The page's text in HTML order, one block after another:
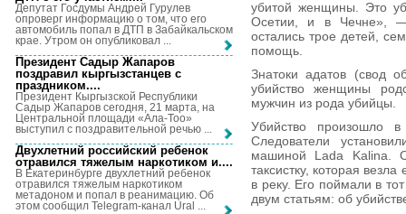
убитой женщины. Это
Осетии, и в Чечне», —
остались трое детей,
помощь.
Знатоки адатов (свод
убийство женщины
мужчин из рода убийцы.
Убийство произошло
Следователи
машиной Lada Kalina.
таксистку, которая
в реку. Его поймали в
двум статьям: об
Депутат Госдумы Андрей Гурулев
опроверг информацию о том, что его
автомобиль попал в ДТП в Забайкальском
крае. Утром он опубликовал ...
Президент Садыр Жапаров
поздравил кыргызстанцев с
праздником....
Президент Кыргызской Республики
Садыр Жапаров сегодня, 21 марта, на
Центральной площади «Ала-Тоо»
выступил с поздравительной речью ...
Двухлетний российский ребенок
отравился тяжелым наркотиком и....
В Екатеринбурге двухлетний ребенок
отравился тяжелым наркотиком
метадоном и попал в реанимацию. Об
этом сообщил Telegram-канал Ural ...